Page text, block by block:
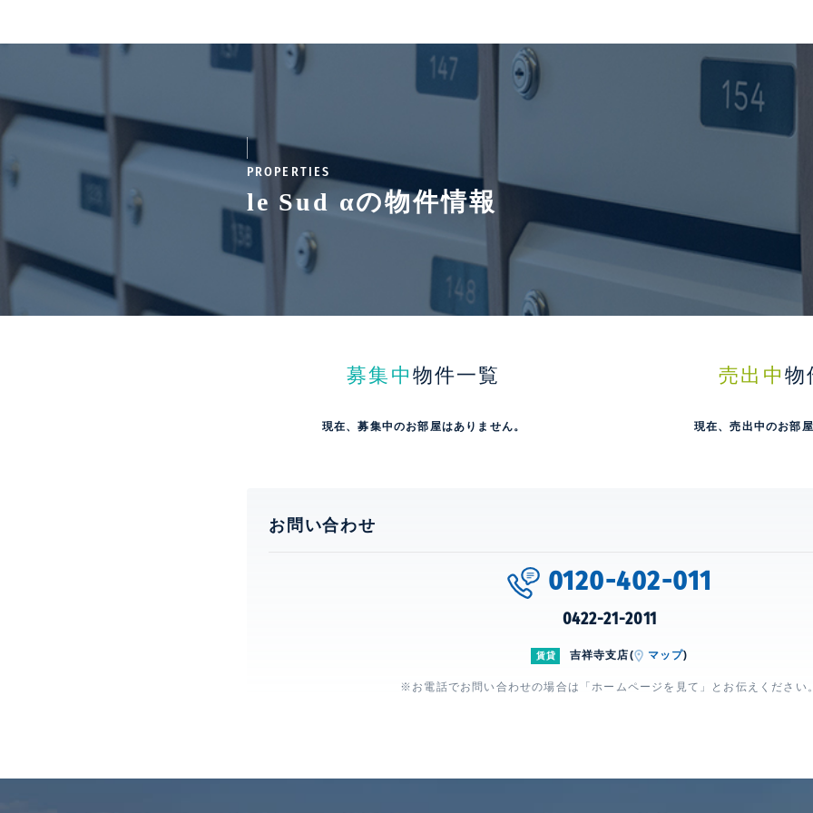
PROPERTIES
le Sud αの物件情報
募集中 物件一覧
現在、募集中のお部屋はありません。
売出中 物
現在、売出中のお部
お問い合わせ
0120-402-011
0422-21-2011
賃貸 吉祥寺支店( マップ)
※お電話でお問い合わせの場合は「ホームページを見て」とお伝えください